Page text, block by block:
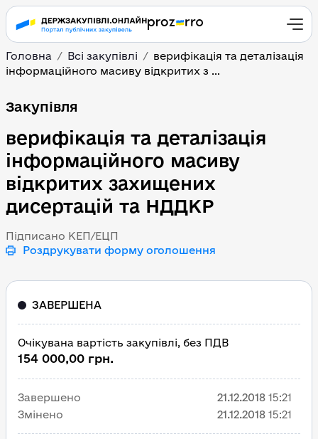
Головна Всі закупівлі
верифікація та деталізація
інформаційного масиву відкритих з ...
верифікація та
Закупівля
верифікація та деталізація
інформаційного масиву
відкритих захищених
дисертацій та НДДКР
Підписано КЕП/ЕЦП
Роздрукувати форму оголошення
ЗАВЕРШЕНА
Очікувана вартість закупівлі, без ПДВ
154 000,00 грн.
Завершено 21.12.2018 15:21
Змінено
21.12.2018 15:21